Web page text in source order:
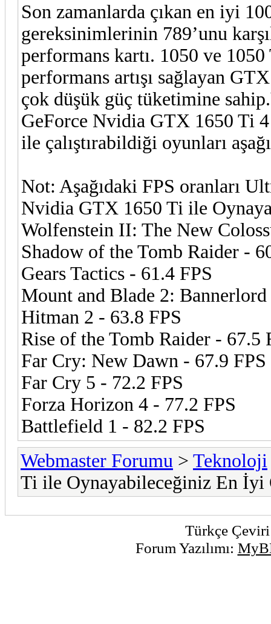
Son zamanlarda çıkan en iyi
gereksinimlerinin 789’unu
performans kartı. 1050 ve 1050
performans artışı sağlayan
çok düşük güç tüketimine
GeForce Nvidia GTX 1650 Ti
ile çalıştırabildiği oyunları
Not: Aşağıdaki FPS oranları
Nvidia GTX 1650 Ti ile
Wolfenstein II: The New
Shadow of the Tomb Raider -
Gears Tactics - 61.4 FPS
Mount and Blade 2:
Hitman 2 - 63.8 FPS
Rise of the Tomb Raider - 67.5
Far Cry: New Dawn - 67.9 FPS
Far Cry 5 - 72.2 FPS
Forza Horizon 4 - 77.2 FPS
Battlefield 1 - 82.2 FPS
Webmaster Forumu > Teknoloji
Ti ile Oynayabileceğiniz En İyi
Türkçe
Forum Yazılımı: